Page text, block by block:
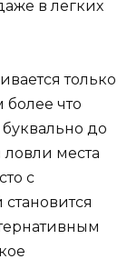
в легких
только
более что
до
ловли места
с